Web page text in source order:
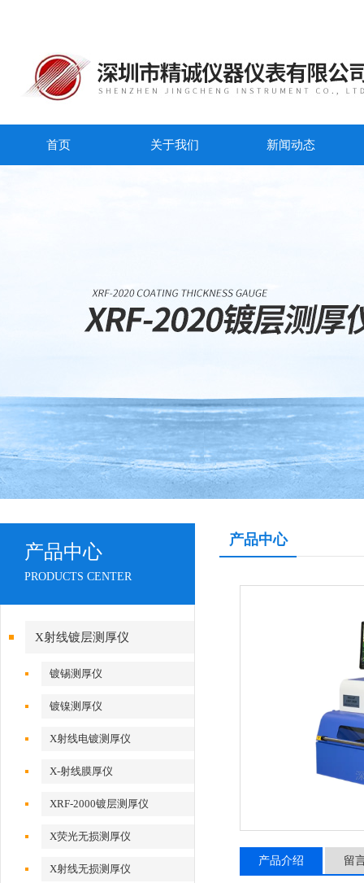
首页 关于我们 新闻动态
产品中心
PRODUCTS CENTER
X射线镀层测厚仪
镀锡测厚仪
镀镍测厚仪
X射线电镀测厚仪
X-射线膜厚仪
XRF-2000镀层测厚仪
X荧光无损测厚仪
X射线无损测厚仪
产品中心
产品介绍 留